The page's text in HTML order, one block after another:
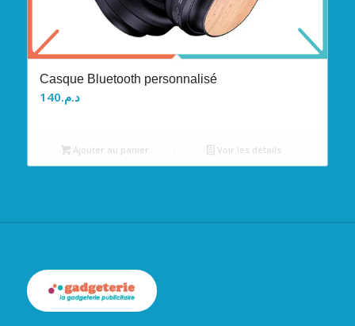
Casque Bluetooth personnalisé
د.م.140
Ajouter au panier Voir les détails